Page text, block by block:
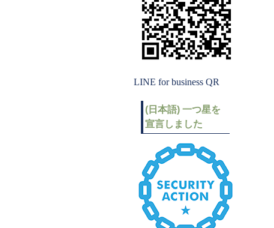
LINE for business QR
(日本語) 一つ星を
宣言しました